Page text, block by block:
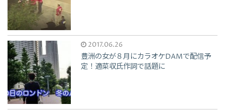
2017.06.26
豊洲の女が８月にカラオケDAMで配信予
定！適菜収氏作詞で話題に